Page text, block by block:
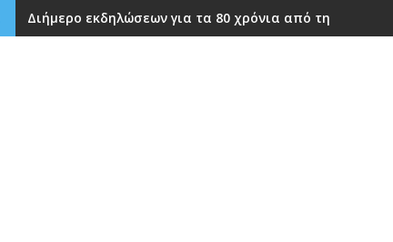
Διήμερο εκδηλώσεων για τα 80 χρόνια από την ίδρυση